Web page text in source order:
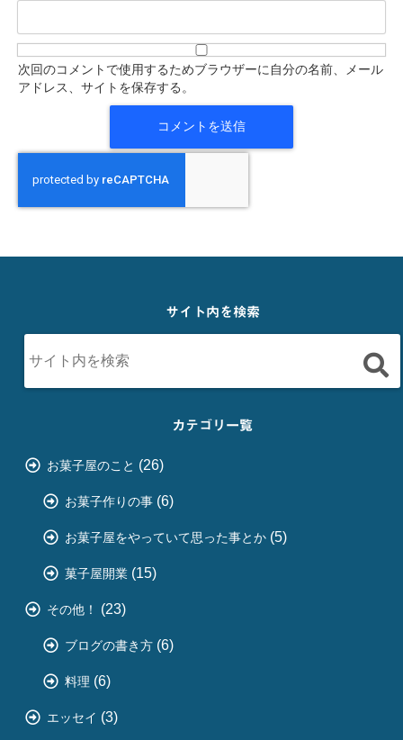
次回のコメントで使用するためブラウザーに自分の名前、メール
アドレス、サイトを保存する。
サイト内を検索
カテゴリ一覧
お菓子屋のこと (26)
お菓子作りの事 (6)
お菓子屋をやっていて思った事とか (5)
菓子屋開業 (15)
その他！ (23)
ブログの書き方 (6)
料理 (6)
エッセイ (3)